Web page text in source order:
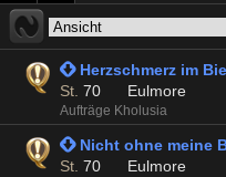
 Herzschmerz im
St. 70 Eulmore
Aufträge Kholusia
 Nicht ohne meine
St. 70 Eulmore